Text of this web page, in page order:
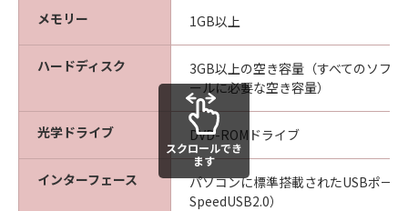
メモリー 1GB以上
ハードディスク
3GB以上の空き容量（すべてのソフ
ールに必要な空き容量）
光学ドライブ DVD-ROMドライブ
インターフェース
パソコンに標準搭載されたUSBポー
SpeedUSB2.0）
スクロールでき
ます